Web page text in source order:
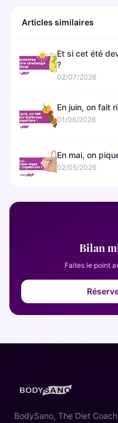
Articles similaires
Et si cet été
?
02/07/2026
En juin, on fait
01/06/2026
En mai, on
02/05/2026
Bilan
Faites le point
BodySano, The Diet